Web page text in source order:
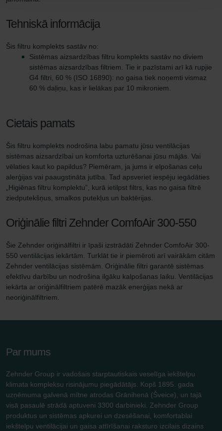
Tehniskā informācija
Šis filtru komplekts sastāv no:
Sistēmas aizsardzības filtru komplekts sastāv no diviem
sistēmas aizsardzības filtriem. Tie ir pazīstami arī kā rupjie
G4 filtri, 60 % (ISO 16890): no gaisa tiek noņemti vismaz
60 % daļiņu, kas ir lielākas par 10 mikroniem.
Cietais pamats
Šis filtru komplekts nodrošina labu pamatu jūsu ventilācijas
sistēmas aizsardzībai un komforta uzturēšanai jūsu mājās. Vai
vēlaties kaut ko papildus? Piemēram, ja jums ir elpošanas ceļu
alerģijas vai paaugstināta jutība. Tad apsveriet iespēju iegādāties
„Higiēnas filtru komplektu”, kurā ietilpst filtrs, kas no gaisa filtrē
ziedputekšņus, smalkos putekļus un baktērijas.
Oriģinālie filtri Zehnder ComfoAir 300-550
Šie Zehnder oriģinālfiltri ir īpaši izstrādāti Zehnder ComfoAir 300-
550 ventilācijas iekārtām. Turklāt tie ir piemēroti arī vairākām citām
Zehnder ventilācijas sistēmām. Oriģinālie filtri garantē sistēmas
efektīvu darbību un nodrošina ilgāku kalpošanas laiku. Ventilācijas
iekārta ar oriģinālfiltriem patērē mazāk enerģijas nekā ar
neoriģinālfiltriem.
Par mums
Zehnder Group ir vadošais starptautiskais veselīga iekštelpu
klimata kompleksu risinājumu piegādātājs. Kopš 1895. gada
uzņēmuma galvenā mītne atrodas Grānihenā (Šveice), un tajā
visā pasaulē strādā aptuveni 3300 darbinieki. Zehnder Group
produktus un sistēmas apkurei un dzesēšanai, komfortablai
iekštelpu ventilācijai un gaisa attīrīšanai raksturo izcilais dizains